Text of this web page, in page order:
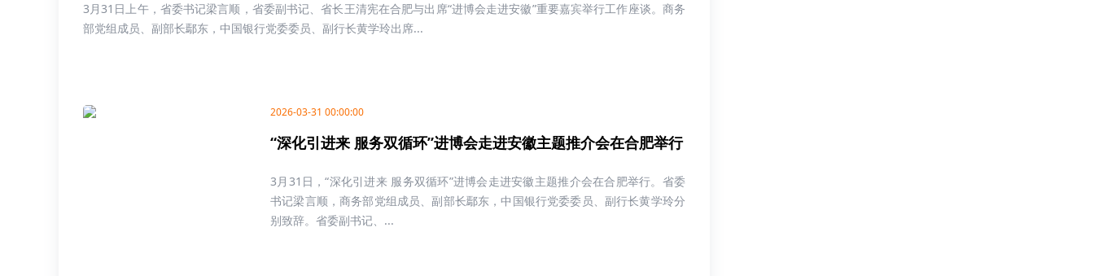
3月31日上午，省委书记梁言顺，省委副书记、省长王清宪在合肥与出席“进博会走进安徽”重要嘉宾举行工作座谈。商务
部党组成员、副部长鄢东，中国银行党委委员、副行长黄学玲出席...
2026-03-31 00:00:00
“深化引进来 服务双循环”进博会走进安徽主题推介会在合肥举行
3月31日，“深化引进来 服务双循环”进博会走进安徽主题推介会在合肥举行。省委
书记梁言顺，商务部党组成员、副部长鄢东，中国银行党委委员、副行长黄学玲分
别致辞。省委副书记、...